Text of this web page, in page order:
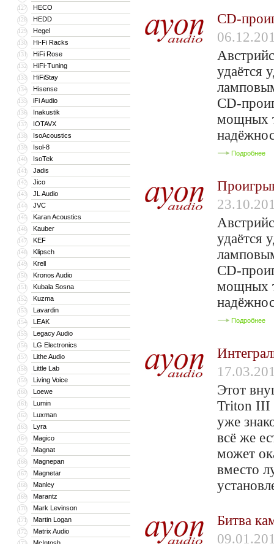
127 HECO
128 HEDD
129 Hegel
130 Hi-Fi Racks
131 HiFi Rose
132 HiFi-Tuning
133 HiFiStay
134 Hisense
135 iFi Audio
136 Inakustik
137 IOTAVX
138 IsoAcoustics
139 Isol-8
140 IsoTek
141 Jadis
142 Jico
143 JL Audio
144 JVC
145 Karan Acoustics
146 Kauber
147 KEF
148 Klipsch
149 Krell
150 Kronos Audio
151 Kubala Sosna
152 Kuzma
153 Lavardin
154 LEAK
155 Legacy Audio
156 LG Electronics
157 Lithe Audio
158 Little Lab
159 Living Voice
160 Loewe
161 Lumin
162 Luxman
163 Lyra
164 Magico
165 Magnat
166 Magnepan
167 Magnetar
168 Manley
169 Marantz
170 Mark Levinson
171 Martin Logan
172 Matrix Audio
CD-
удаётся
CD-
мощных
Подробнее
удаётся
CD-
мощных
Подробнее
Этот
Triton III
уже
всё же
может
вместо
Битва